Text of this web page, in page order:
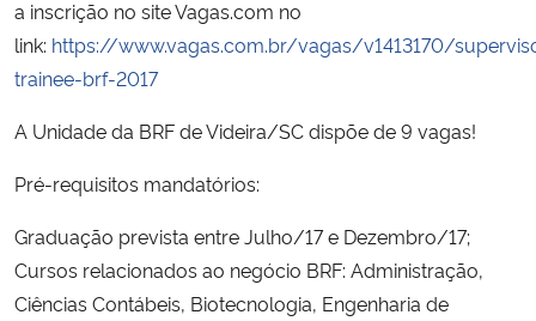
a inscrição no site Vagas.com no
link: https://www.vagas.com.br/vagas/v1413170/
trainee-brf-2017
A Unidade da BRF de Videira/SC dispõe de 9 vagas!
Pré-requisitos mandatórios:
Graduação prevista entre Julho/17 e Dezembro/17;
Cursos relacionados ao negócio BRF: Administração,
Ciências Contábeis, Biotecnologia, Engenharia de